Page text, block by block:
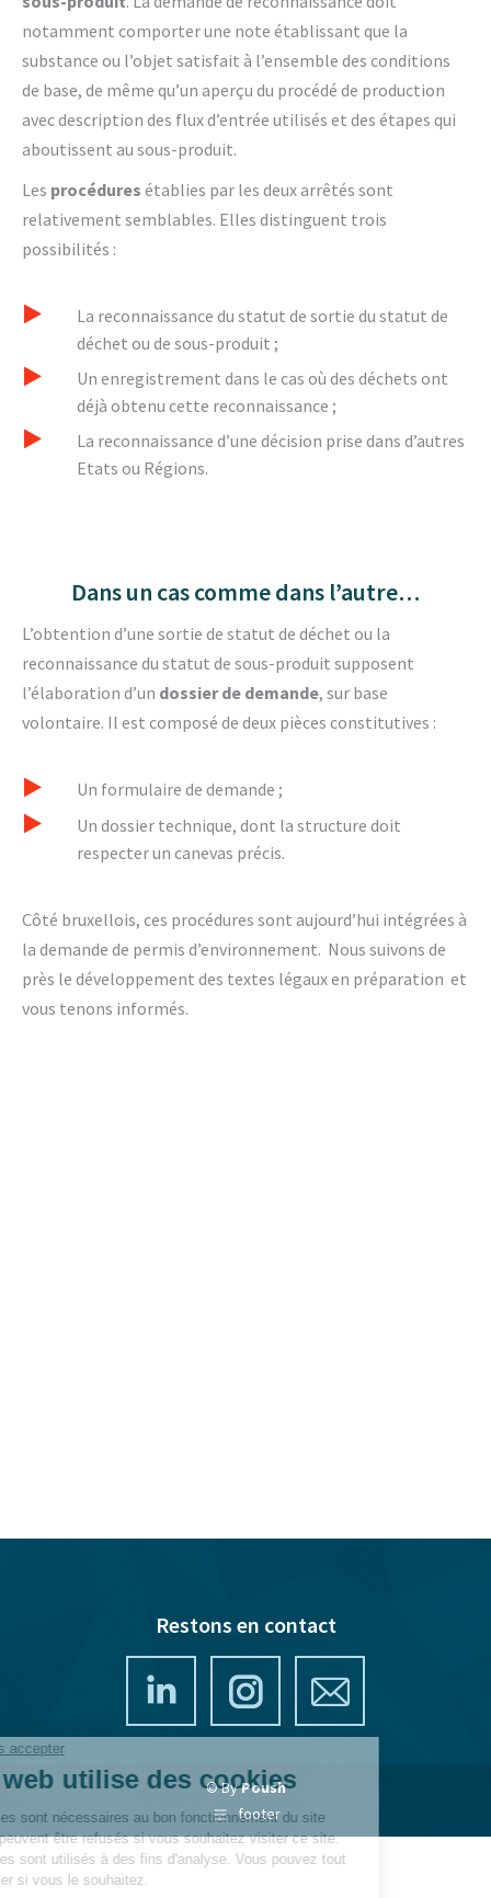
notamment comporter une note établissant que la
substance ou l’objet satisfait à l’ensemble des conditions
de base, de même qu’un aperçu du procédé de production
avec description des flux d’entrée utilisés et des étapes qui
aboutissent au sous-produit.
Les procédures établies par les deux arrêtés sont
relativement semblables. Elles distinguent trois
possibilités :
La reconnaissance du statut de sortie du statut de
déchet ou de sous-produit ;
Un enregistrement dans le cas où des déchets ont
déjà obtenu cette reconnaissance ;
La reconnaissance d’une décision prise dans d’autres
Etats ou Régions.
Dans un cas comme dans l’autre…
L’obtention d’une sortie de statut de déchet ou la
reconnaissance du statut de sous-produit supposent
l’élaboration d’un dossier de demande, sur base
volontaire. Il est composé de deux pièces constitutives :
Un formulaire de demande ;
Un dossier technique, dont la structure doit
respecter un canevas précis.
Côté bruxellois, ces procédures sont aujourd’hui intégrées à
la demande de permis d’environnement. Nous suivons de
près le développement des textes légaux en préparation et
vous tenons informés.
Restons en contact
LinkedIn Instagram Mail
© ByPoush
footer